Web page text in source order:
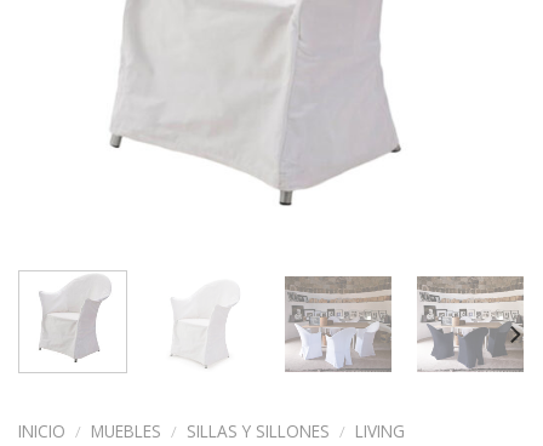
INICIO / MUEBLES / SILLAS Y SILLONES / LIVING